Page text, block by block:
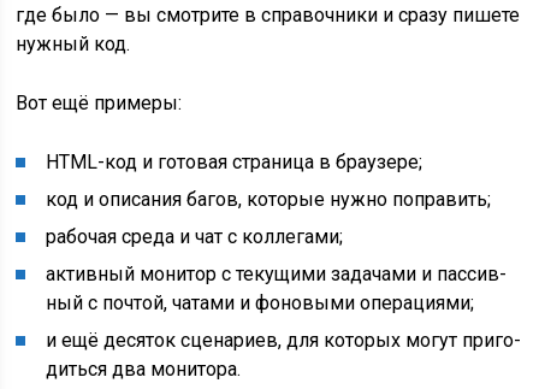
где было — вы смот­ри­те в спра­воч­ни­ки и сра­зу пише­те
нуж­ный код.
Вот ещё примеры:
HTML-код и гото­вая стра­ни­ца в браузере;
код и опи­са­ния багов, кото­рые нуж­но поправить;
рабо­чая сре­да и чат с коллегами;
актив­ный мони­тор с теку­щи­ми зада­ча­ми и пас­сив­
ный с поч­той, чата­ми и фоно­вы­ми операциями;
и ещё деся­ток сце­на­ри­ев, для кото­рых могут при­го­
дить­ся два монитора.